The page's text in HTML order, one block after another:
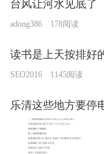
台风让河水见底了
adong386 178阅读
读书是上天按排好
SEO2016 1145阅读
乐清这些地方要停